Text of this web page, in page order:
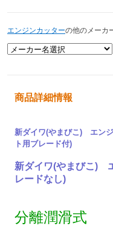
エンジンカッターの他のメーカ
商品詳細情報
新ダイワ(やまびこ) エン
ト用ブレード付)
新ダイワ(やまびこ)
レードなし)
分離潤滑式